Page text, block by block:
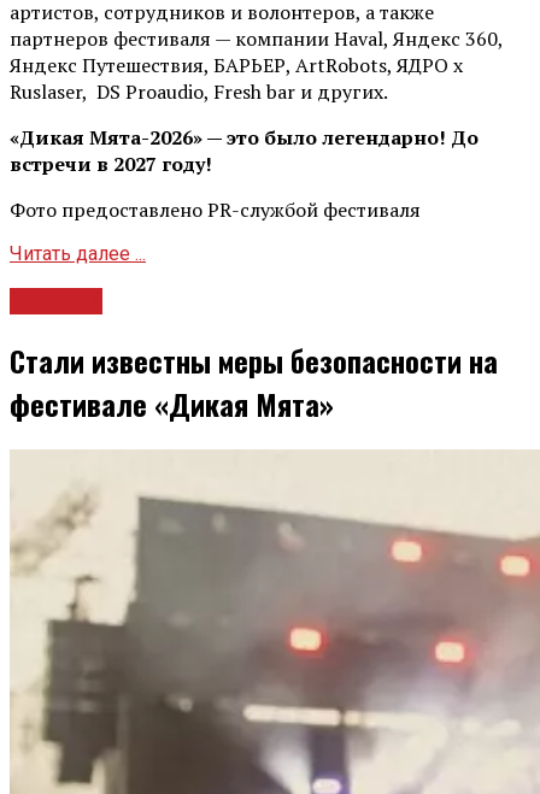
артистов, сотрудников и волонтеров, а также
партнеров фестиваля — компании Haval, Яндекс 360,
Яндекс Путешествия, БАРЬЕР, ArtRobots, ЯДРО х
Ruslaser, DS Proaudio, Fresh bar и других.
«Дикая Мята-2026» — это было легендарно! До
встречи в 2027 году!
Фото предоставлено PR-службой фестиваля
Читать далее ...
Стали известны меры безопасности на
фестивале «Дикая Мята»